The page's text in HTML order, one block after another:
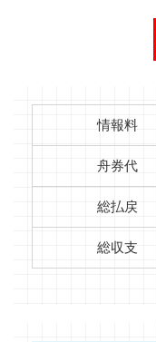
情報料
舟券代
総払戻
総収支